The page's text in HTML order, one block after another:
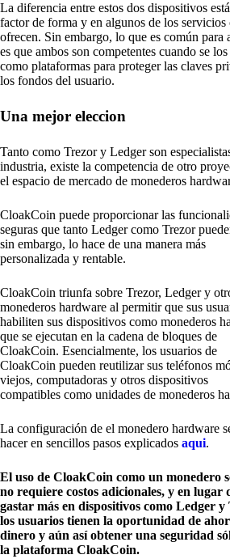
La diferencia entre estos dos dispositivos
factor de forma y en algunos de los servicios
ofrecen. Sin embargo, lo que es común para
es que ambos son competentes cuando se
como plataformas para proteger las claves
los fondos del usuario.
Una mejor eleccion
Tanto como Trezor y Ledger son
industria, existe la competencia de otro
el espacio de mercado de monederos
CloakCoin puede proporcionar las
seguras que tanto Ledger como Trezor
sin embargo, lo hace de una manera más
personalizada y rentable.
CloakCoin triunfa sobre Trezor, Ledger y
monederos hardware al permitir que sus
habiliten sus dispositivos como monederos
que se ejecutan en la cadena de bloques de
CloakCoin. Esencialmente, los usuarios de
CloakCoin pueden reutilizar sus teléfonos
viejos, computadoras y otros dispositivos
compatibles como unidades de monederos
La configuración de el monedero hardware
hacer en sencillos pasos explicados aqui.
El uso de CloakCoin como un monedero
no requiere costos adicionales, y en lugar
gastar más en dispositivos como Ledger y
los usuarios tienen la oportunidad de
dinero y aún así obtener una seguridad
la plataforma CloakCoin.